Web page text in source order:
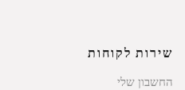
שירות לקוחות
החשבון שלי